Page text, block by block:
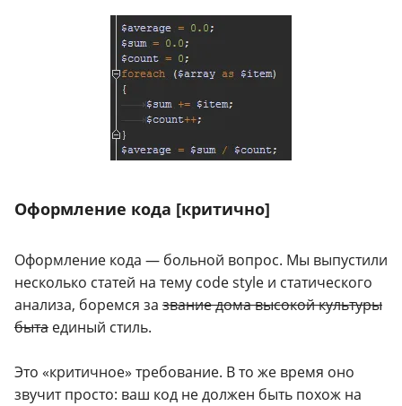
Оформление кода [критично]
Оформление кода — больной вопрос. Мы выпустили
несколько статей на тему code style и статического
анализа, боремся за звание дома высокой культуры
быта единый стиль.
Это «критичное» требование. В то же время оно
звучит просто: ваш код не должен быть похож на